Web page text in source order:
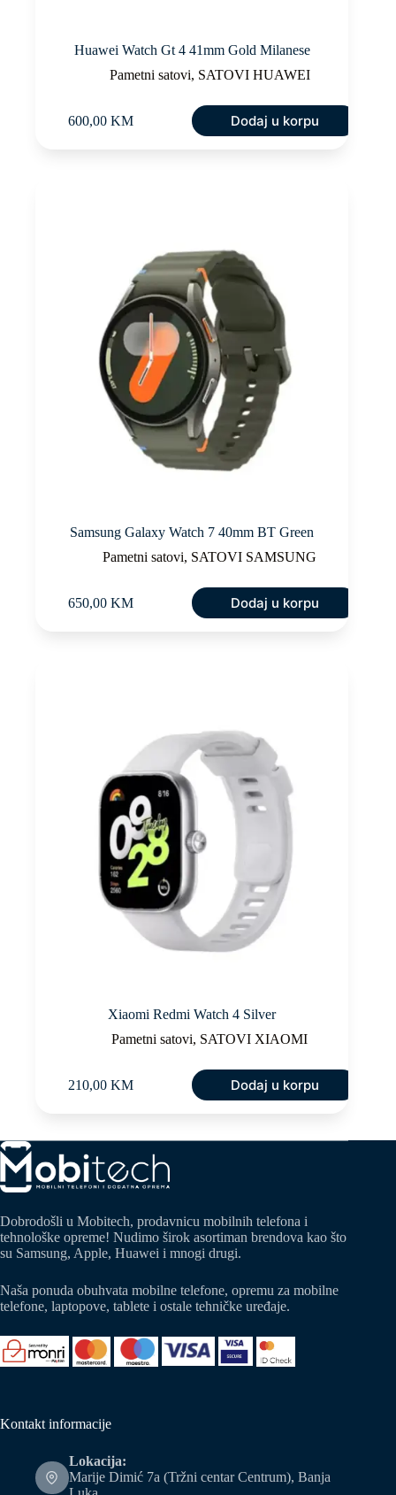
Huawei Watch Gt 4 41mm Gold Milanese
Pametni satovi, SATOVI HUAWEI
600,00 KM Dodaj u korpu
Samsung Galaxy Watch 7 40mm BT Green
Pametni satovi, SATOVI SAMSUNG
650,00 KM Dodaj u korpu
Xiaomi Redmi Watch 4 Silver
Pametni satovi, SATOVI XIAOMI
210,00 KM Dodaj u korpu
Dobrodošli u Mobitech, prodavnicu mobilnih telefona i
tehnološke opreme! Nudimo širok asortiman brendova kao što
su Samsung, Apple, Huawei i mnogi drugi.
Naša ponuda obuhvata mobilne telefone, opremu za mobilne
telefone, laptopove, tablete i ostale tehničke uređaje.
Kontakt informacije
Lokacija:
Marije Dimić 7a (Tržni centar Centrum), Banja